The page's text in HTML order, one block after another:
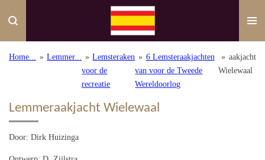
direct
de
Home... » Lemmer... » Lemsteraken
voor de
recreatie
» 6 Lemsteraakjachten
van voor de Tweede
Wereldoorlog
» aakjacht
Wielewaal
Lemmeraakjacht Wielewaal
Door: Dirk Huizinga